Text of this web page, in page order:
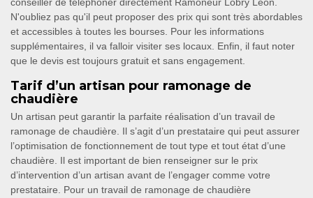
conseiller de téléphoner directement Ramoneur Lobry Léon.
N'oubliez pas qu'il peut proposer des prix qui sont très abordables
et accessibles à toutes les bourses. Pour les informations
supplémentaires, il va falloir visiter ses locaux. Enfin, il faut noter
que le devis est toujours gratuit et sans engagement.
Tarif d’un artisan pour ramonage de
chaudière
Un artisan peut garantir la parfaite réalisation d’un travail de
ramonage de chaudière. Il s’agit d’un prestataire qui peut assurer
l’optimisation de fonctionnement de tout type et tout état d’une
chaudière. Il est important de bien renseigner sur le prix
d’intervention d’un artisan avant de l’engager comme votre
prestataire. Pour un travail de ramonage de chaudière